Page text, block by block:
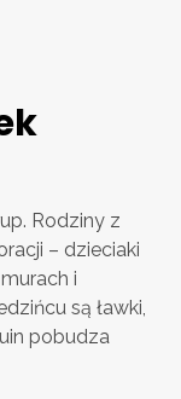
Rodziny z
– dzieciaki
i
są ławki,
pobudza